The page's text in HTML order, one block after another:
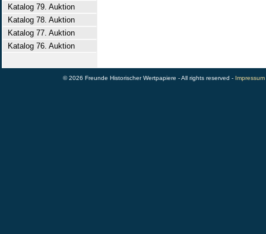
Katalog 79. Auktion
Katalog 78. Auktion
Katalog 77. Auktion
Katalog 76. Auktion
© 2026 Freunde Historischer Wertpapiere - All rights reserved - Impressum